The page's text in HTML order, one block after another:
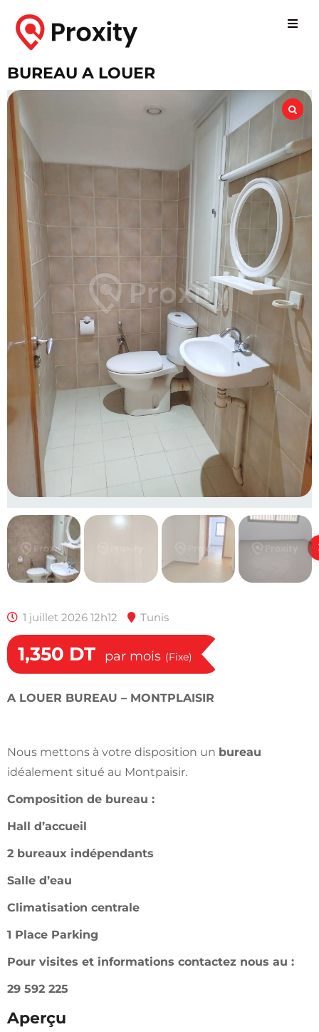
BUREAU A LOUER
1 juillet 2026 12h12 Tunis
1,350 DT par mois (Fixe)
A LOUER BUREAU – MONTPLAISIR
Nous mettons à votre disposition un bureau
idéalement situé au Montpaisir.
Composition de bureau :
Hall d’accueil
2 bureaux indépendants
Salle d’eau
Climatisation centrale
1 Place Parking
Pour visites et informations contactez nous au :
29 592 225
Aperçu